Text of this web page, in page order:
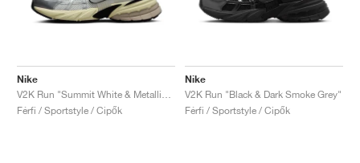
Nike
V2K Run "Summit White & Metallic Silver"
Férfi / Sportstyle / Cipők
Nike
V2K Run "Black & Dark Smoke Grey"
Férfi / Sportstyle / Cipők